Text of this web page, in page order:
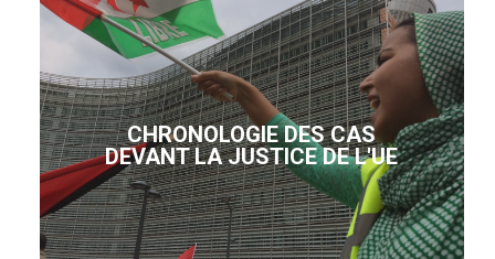
CHRONOLOGIE DES CAS
DEVANT LA JUSTICE DE L'UE